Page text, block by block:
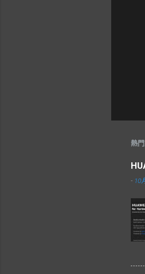
熱
- 10